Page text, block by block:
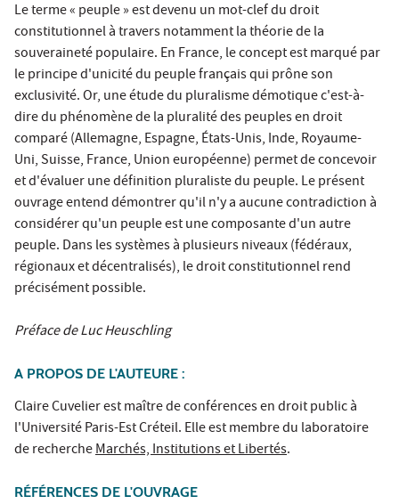
Le terme « peuple » est devenu un mot-clef du droit
constitutionnel à travers notamment la théorie de la
souveraineté populaire. En France, le concept est marqué par
le principe d'unicité du peuple français qui prône son
exclusivité. Or, une étude du pluralisme démotique c'est-à-
dire du phénomène de la pluralité des peuples en droit
comparé (Allemagne, Espagne, États-Unis, Inde, Royaume-
Uni, Suisse, France, Union européenne) permet de concevoir
et d'évaluer une définition pluraliste du peuple. Le présent
ouvrage entend démontrer qu'il n'y a aucune contradiction à
considérer qu'un peuple est une composante d'un autre
peuple. Dans les systèmes à plusieurs niveaux (fédéraux,
régionaux et décentralisés), le droit constitutionnel rend
précisément possible.
Préface de Luc Heuschling
A PROPOS DE L'AUTEURE :
Claire Cuvelier est maître de conférences en droit public à
l'Université Paris-Est Créteil. Elle est membre du laboratoire
de rechercheMarchés, Institutions et Libertés.
RÉFÉRENCES DE L'OUVRAGE